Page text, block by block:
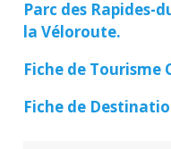
Parc des Rapides-
la Véloroute.
Fiche de Tourisme
Fiche de